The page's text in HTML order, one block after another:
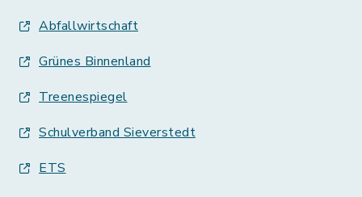
Abfallwirtschaft
Grünes Binnenland
Treenespiegel
Schulverband Sieverstedt
ETS